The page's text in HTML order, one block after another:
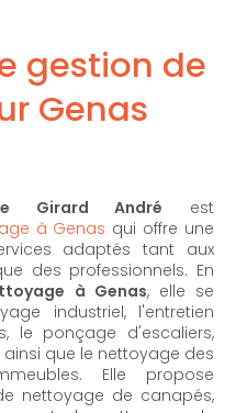
gestion de
Genas
Girard André est
à Genas qui offre une
adaptés tant aux
des professionnels. En
à Genas, elle se
industriel, l'entretien
le ponçage d'escaliers,
que le nettoyage des
Elle propose
nettoyage de canapés,